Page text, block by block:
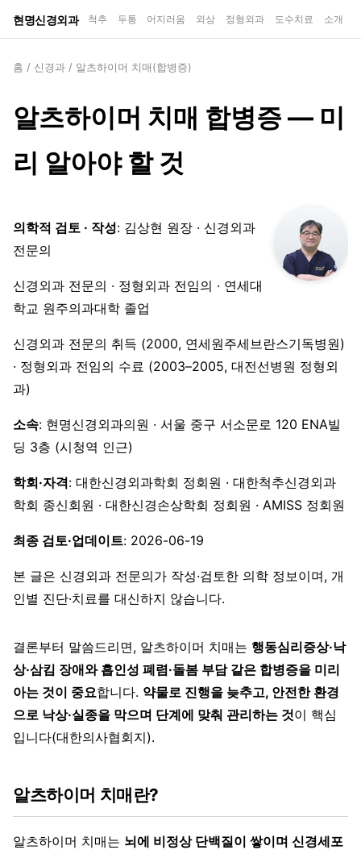
현명신경외과 척추 두통 어지러움 외상 정형외과 도수치료 소개
홈 / 신경과 / 알츠하이머 치매(합병증)
알츠하이머 치매 합병증 — 미
리 알아야 할 것
의학적 검토 · 작성: 김상현 원장 · 신경외과
전문의
신경외과 전문의 · 정형외과 전임의 · 연세대
학교 원주의과대학 졸업
신경외과 전문의 취득 (2000, 연세원주세브란스기독병원)
· 정형외과 전임의 수료 (2003–2005, 대전선병원 정형외
과)
소속: 현명신경외과의원 · 서울 중구 서소문로 120 ENA빌
딩 3층 (시청역 인근)
학회·자격: 대한신경외과학회 정회원 · 대한척추신경외과
학회 종신회원 · 대한신경손상학회 정회원 · AMISS 정회원
최종 검토·업데이트: 2026-06-19
본 글은 신경외과 전문의가 작성·검토한 의학 정보이며, 개
인별 진단·치료를 대신하지 않습니다.
결론부터 말씀드리면, 알츠하이머 치매는 행동심리증상·낙
상·삼킴 장애와 흡인성 폐렴·돌봄 부담 같은 합병증을 미리
아는 것이 중요합니다. 약물로 진행을 늦추고, 안전한 환경
으로 낙상·실종을 막으며 단계에 맞춰 관리하는 것이 핵심
입니다(대한의사협회지).
알츠하이머 치매란?
알츠하이머 치매는 뇌에 비정상 단백질이 쌓이며 신경세포